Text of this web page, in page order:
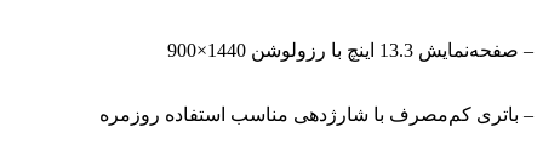
– صفحه‌نمایش 13.3 اینچ با رزولوشن 1440×900
– باتری کم‌مصرف با شارژدهی مناسب استفاده روزمره